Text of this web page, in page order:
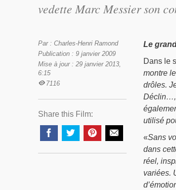
vedette Marc Messier son
Par : Charles-Henri Ramond
Publication : 9 janvier 2009
Mise à jour : 29 janvier 2013,
6:15
7116
Share this Film:
Le
Dans le
montre
drôles.
Déclin…,
utilisé
«Sans
dans
réel,
variées.